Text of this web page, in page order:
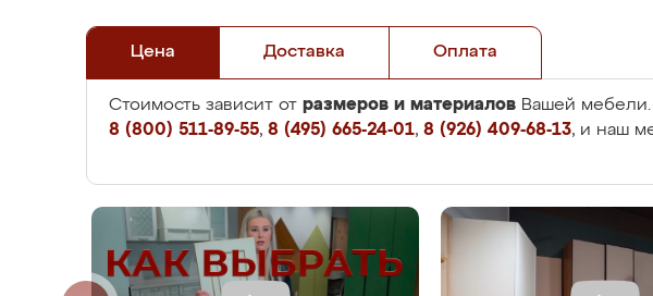
Цена Доставка Оплата
Стоимость зависит от размеров и материалов Вашей
8 (800) 511-89-55, 8 (495) 665-24-01, 8 (926) 409-68-13, и наш